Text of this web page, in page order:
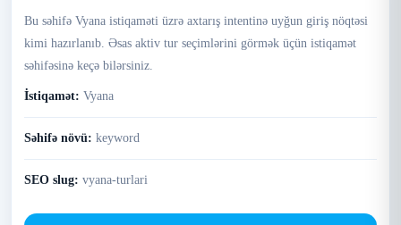
Bu səhifə Vyana istiqaməti üzrə axtarış intentinə uyğun giriş nöqtəsi
kimi hazırlanıb. Əsas aktiv tur seçimlərini görmək üçün istiqamət
səhifəsinə keçə bilərsiniz.
İstiqamət: Vyana
Səhifə növü: keyword
SEO slug: vyana-turlari